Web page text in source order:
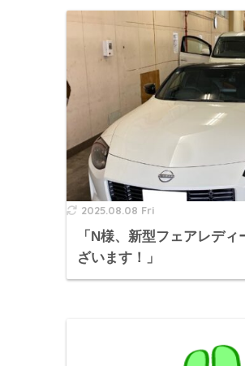
2025.08.08 Fri
「N様、新型フェアレデ
ざいます！」